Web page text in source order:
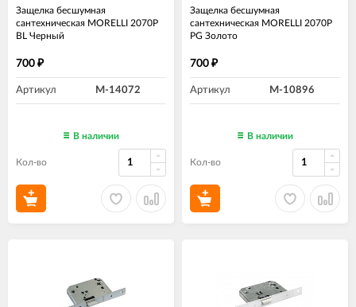
Защелка бесшумная
сантехническая MORELLI 2070P
BL Черный
700 ₽
Артикул M-14072
В наличии
Кол-во
Защелка бесшумная
сантехническая MORELLI 2070P
PG Золото
700 ₽
Артикул M-10896
В наличии
Кол-во